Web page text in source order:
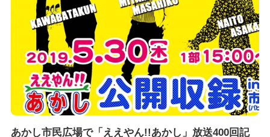
あかし市民広場で「ええやん!!あかし」放送400回記